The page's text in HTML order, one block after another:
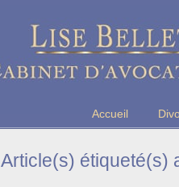
Maître Lise BELLET,
Accueil
Article(s) étiqueté(s)